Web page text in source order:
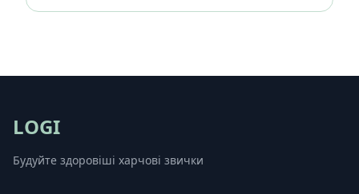
LOGI
Будуйте здоровіші харчові звички